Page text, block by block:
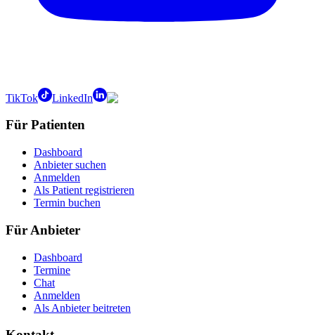
TikTok LinkedIn
Für Patienten
Dashboard
Anbieter suchen
Anmelden
Als Patient registrieren
Termin buchen
Für Anbieter
Dashboard
Termine
Chat
Anmelden
Als Anbieter beitreten